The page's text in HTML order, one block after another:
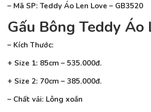
– Mã SP: Teddy Áo Len Love – GB3520
Gấu Bông Teddy Áo
– Kích Thước:
+ Size 1: 85cm – 535.000đ.
+ Size 2: 70cm – 385.000đ.
– Chất vải: Lông xoắn